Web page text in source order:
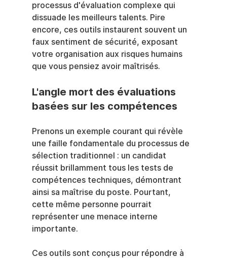
processus d'évaluation complexe qui
dissuade les meilleurs talents. Pire
encore, ces outils instaurent souvent un
faux sentiment de sécurité, exposant
votre organisation aux risques humains
que vous pensiez avoir maîtrisés.
L'angle mort des évaluations
basées sur les compétences
Prenons un exemple courant qui révèle
une faille fondamentale du processus de
sélection traditionnel : un candidat
réussit brillamment tous les tests de
compétences techniques, démontrant
ainsi sa maîtrise du poste. Pourtant,
cette même personne pourrait
représenter une menace interne
importante.
Ces outils sont conçus pour répondre à